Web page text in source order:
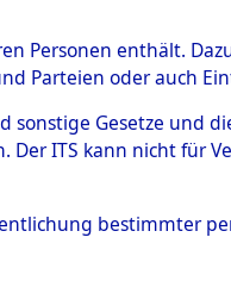
-
Personen enthält.
Parteien oder auch
sonstige Gesetze und
ITS kann nicht für
bestimmter